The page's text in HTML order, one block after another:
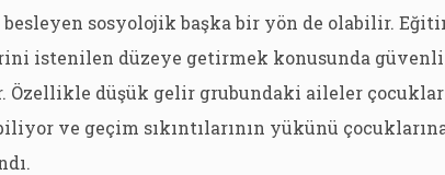
besleyen sosyolojik başka bir yön de olabilir.
istenilen düzeye getirmek konusunda
Özellikle düşük gelir grubundaki aileler
ve geçim sıkıntılarının yükünü